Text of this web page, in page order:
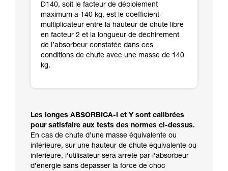
D140, soit le facteur de déploiement
maximum à 140 kg, est le coefficient
multiplicateur entre la hauteur de chute libre
en facteur 2 et la longueur de déchirement
de l’absorbeur constatée dans ces
conditions de chute avec une masse de 140
kg.
Les longes ABSORBICA-I et Y sont calibrées
pour satisfaire aux tests des normes ci-dessus.
En cas de chute d’une masse équivalente ou
inférieure, sur une hauteur de chute équivalente ou
inférieure, l’utilisateur sera arrêté par l’absorbeur
d’énergie sans dépasser la force de choc